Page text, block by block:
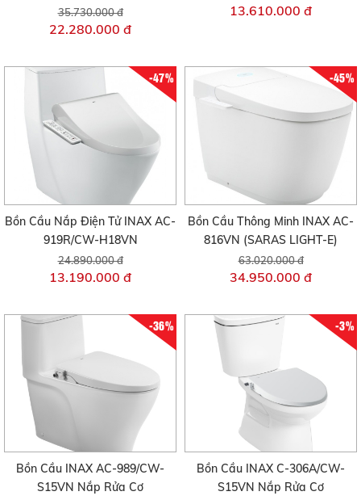
35.730.000 đ
22.280.000 đ
13.610.000 đ
-47%
Bồn Cầu Nắp Điện Tử INAX AC-
919R/CW-H18VN
24.890.000 đ
13.190.000 đ
-45%
Bồn Cầu Thông Minh INAX AC-
816VN (SARAS LIGHT-E)
63.020.000 đ
34.950.000 đ
-36%
Bồn Cầu INAX AC-989/CW-
S15VN Nắp Rửa Cơ
-3%
Bồn Cầu INAX C-306A/CW-
S15VN Nắp Rửa Cơ